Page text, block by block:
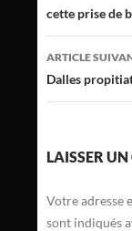
des
articles
cette prise de
ARTICLE
Dalles
LAISSER
Votre adresse
sont indiqués